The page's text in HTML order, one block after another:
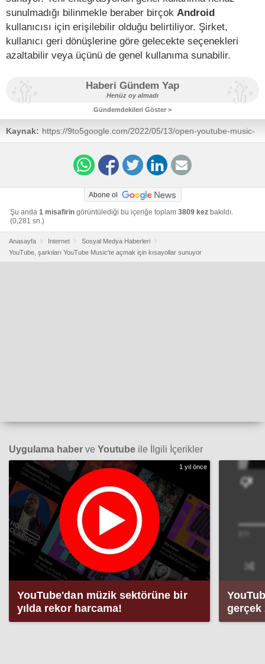
sunulmadığı bilinmekle beraber birçok Android
kullanıcısı için erişilebilir olduğu belirtiliyor. Şirket,
kullanıcı geri dönüşlerine göre gelecekte seçenekleri
azaltabilir veya üçünü de genel kullanıma sunabilir.
Haberi Gündem Yap
Henüz oy almadı
Gündemdekileri Göster >
Kaynak: https://9to5google.com/2022/05/13/open-youtube-music-
shortcut/
Abone ol
Şu anda 1 misafirin görüntülediği bu içeriğe toplam 3809 kez bakıldı.
(0,281 sn.)
Anasayfa Internet
Sosyal Medya Haberleri
YouTube, şarkıları YouTube Music'te açmak için kısayollar sunuyor
Uygulama haber ve Youtube ile İlgili İçerikler
1 yıl önce
YouTube'dan müzik sektörüne bir
yılda rekor harcama!
gerçek